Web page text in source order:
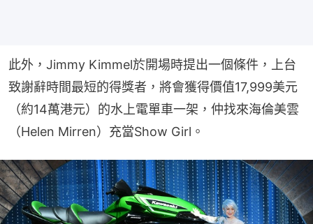
此外，Jimmy Kimmel於開場時提出一個條件，上台
致謝辭時間最短的得獎者，將會獲得價值17,999美元
（約14萬港元）的水上電單車一架，仲找來海倫美雲
（Helen Mirren）充當Show Girl。